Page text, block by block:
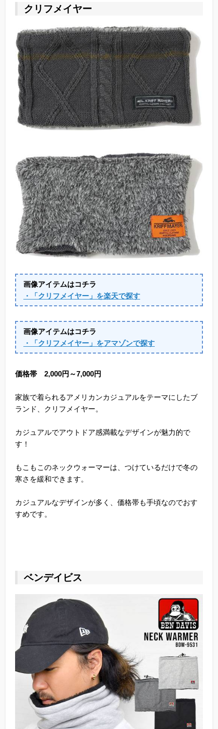
クリフメイヤー
画像アイテムはコチラ
・「クリフメイヤー」を楽天で探す
画像アイテムはコチラ
・「クリフメイヤー」をアマゾンで探す
価格帯 2,000円～7,000円
家族で着られるアメリカンカジュアルをテーマにしたブ
ランド、クリフメイヤー。
カジュアルでアウトドア感満載なデザインが魅力的で
す！
もこもこのネックウォーマーは、つけているだけで冬の
寒さを緩和できます。
カジュアルなデザインが多く、価格帯も手頃なのでおす
すめです。
ベンデイビス